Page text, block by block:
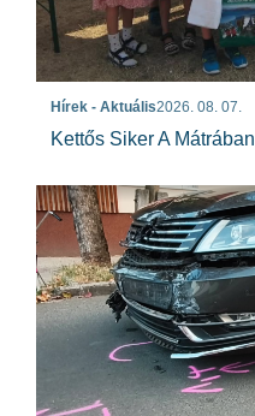
Hírek - Aktuális2026. 08. 07.
Kettős Siker A Mátrában